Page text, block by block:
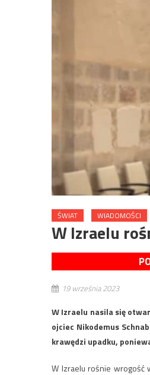
ŚWIAT WIADOMOŚCI
W Izraelu
19 września 2023
W Izraelu nasila się
ojciec Nikodemus
krawędzi upadku,
W Izraelu rośnie wrogość